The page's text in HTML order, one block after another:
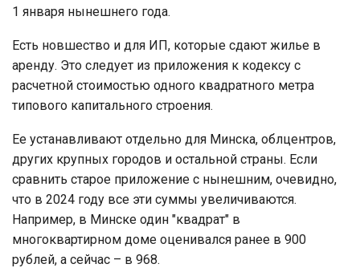
1 января нынешнего года.
Есть новшество и для ИП, которые сдают жилье в
аренду. Это следует из приложения к кодексу с
расчетной стоимостью одного квадратного метра
типового капитального строения.
Ее устанавливают отдельно для Минска, облцентров,
других крупных городов и остальной страны. Если
сравнить старое приложение с нынешним, очевидно,
что в 2024 году все эти суммы увеличиваются.
Например, в Минске один "квадрат" в
многоквартирном доме оценивался ранее в 900
рублей, а сейчас – в 968.